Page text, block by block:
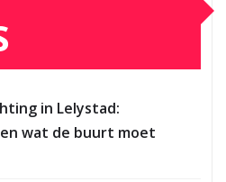
in Lelystad:
wat de buurt moet